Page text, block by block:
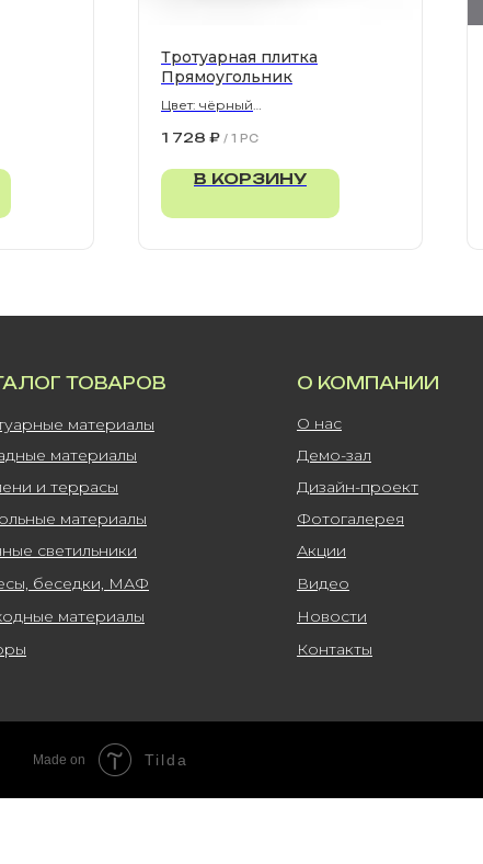
Тротуарная плитка
Прямоугольник
Цвет: чёрный
1 728 ₽ / 1 PC
В КОРЗИНУ
ТОВАРОВ
материалы
О КОМПАНИИ
О нас
Контакты
Новости
Видео
Акции
Фотогалерея
Дизайн-проект
материалы
беседки, МАФ
светильники
материалы
и террасы
материалы Демо-зал
Made on Tilda